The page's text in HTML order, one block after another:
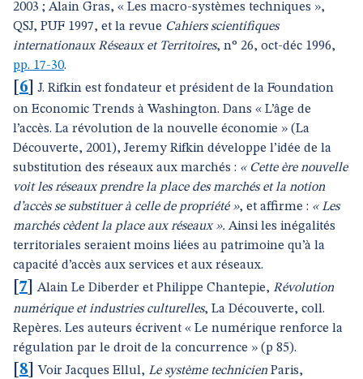
2003 ; Alain Gras, « Les macro-systèmes techniques »,
QSJ, PUF 1997, et la revue Cahiers scientifiques
internationaux Réseaux et Territoires, n° 26, oct-déc 1996,
pp. 17-30.
6 ]J. Rifkin est fondateur et président de la Foundation
on Economic Trends à Washington. Dans « L’âge de
l’accès. La révolution de la nouvelle économie » (La
Découverte, 2001), Jeremy Rifkin développe l’idée de la
substitution des réseaux aux marchés : « Cette ère nouvelle
voit les réseaux prendre la place des marchés et la notion
d’accès se substituer à celle de propriété », et affirme : « Les
marchés cèdent la place aux réseaux ». Ainsi les inégalités
territoriales seraient moins liées au patrimoine qu’à la
capacité d’accès aux services et aux réseaux.
7 Alain Le Diberder et Philippe Chantepie, Révolution
numérique et industries culturelles, La Découverte, coll.
Repères. Les auteurs écrivent « Le numérique renforce la
régulation par le droit de la concurrence » (p 85).
8 ]Voir Jacques Ellul, Le système technicien Paris,